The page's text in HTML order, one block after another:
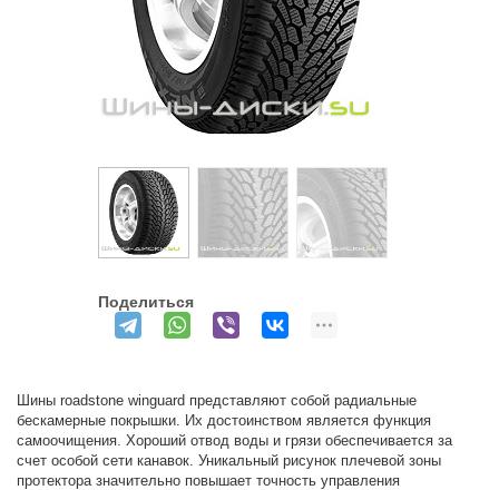
Поделиться
Шины roadstone winguard представляют собой радиальные
бескамерные покрышки. Их достоинством является функция
самоочищения. Хороший отвод воды и грязи обеспечивается за
счет особой сети канавок. Уникальный рисунок плечевой зоны
протектора значительно повышает точность управления